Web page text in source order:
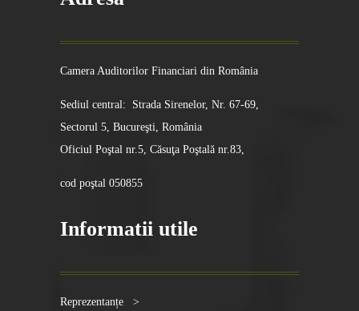
Camera Auditorilor Financiari din România
Sediul central: Strada Sirenelor, Nr. 67-69,
Sectorul 5, Bucureşti, România
Oficiul Poştal nr.5, Căsuţa Poştală nr.83,
cod poştal 050855
Informatii utile
Reprezentanțe >